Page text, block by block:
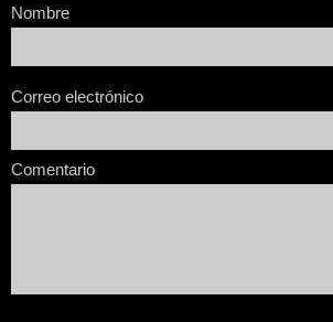
Nombre
Correo electrónico
Comentario